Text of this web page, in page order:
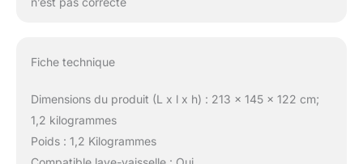
Fiche technique
Dimensions du produit (L x l x h) : 213 x 145 x 122 cm;
1,2 kilogrammes
Poids : 1,2 Kilogrammes